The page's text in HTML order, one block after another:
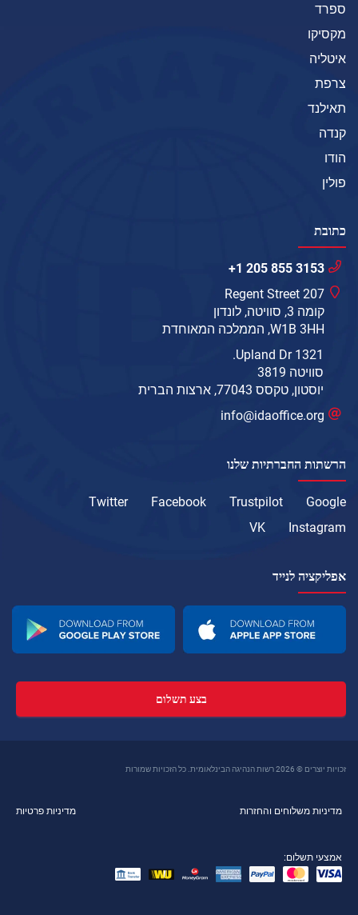
ספרד
מקסיקו
איטליה
צרפת
תאילנד
קנדה
הודו
פולין
כתובת
+1 205 855 3153
207 Regent Street
קומה 3, סוויטה, לונדון
W1B 3HH, הממלכה המאוחדת
1321 Upland Dr.
סוויטה 3819
יוסטון, טקסס 77043, ארצות הברית
info@idaoffice.org
הרשתות החברתיות שלנו
Google
Trustpilot
Facebook
Twitter
Instagram
VK
אפליקציה לנייד
בצע תשלום
זכויות יוצרים © 2026 רשות הנהיגה הבינלאומית. כל הזכויות שמורות
מדיניות משלוחים והחזרות מדיניות פרטיות
אמצעי תשלום: